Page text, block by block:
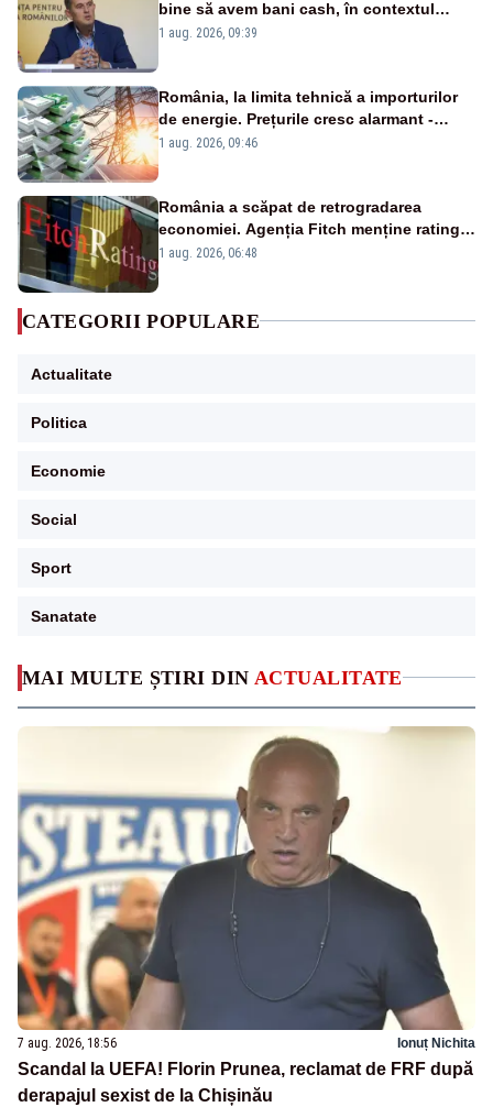
MAI MULTE ȘTIRI DIN ACTUALITATE
7 aug. 2026, 18:56 Ionuț Nichita
Scandal la UEFA! Florin Prunea, reclamat de FRF după
derapajul sexist de la Chișinău
bine să avem bani cash, în contextul
alertei energetice?
1 aug. 2026, 09:39
România, la limita tehnică a importurilor
de energie. Prețurile cresc alarmant -
Analiză Realitatea Plus
1 aug. 2026, 09:46
România a scăpat de retrogradarea
economiei. Agenția Fitch menține ratingul
„BBB-” cu perspectivă negativă
1 aug. 2026, 06:48
CATEGORII POPULARE
Actualitate
Politica
Economie
Social
Sport
Sanatate